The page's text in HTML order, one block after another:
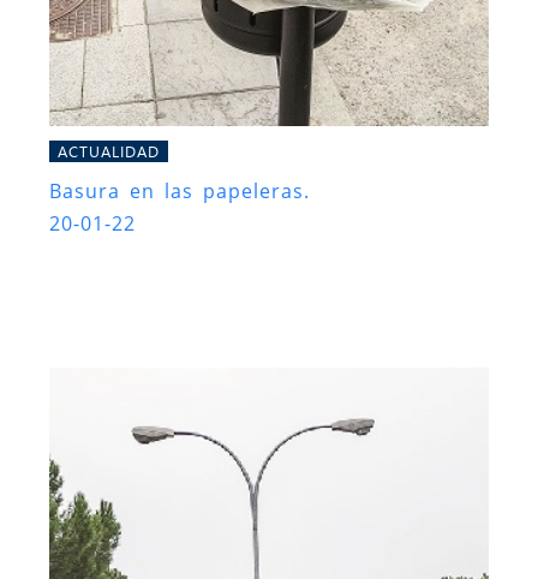
ACTUALIDAD
Basura en las papeleras.
20-01-22